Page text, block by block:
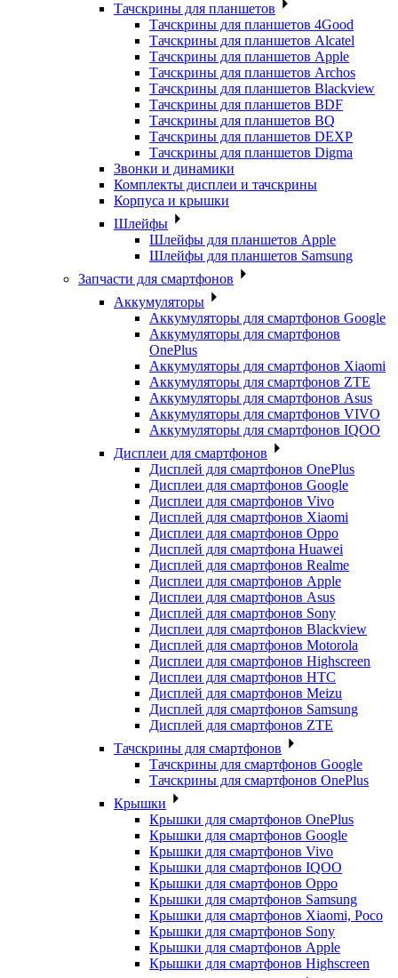
Тачскрины для планшетов
Тачскрины для планшетов 4Good
Тачскрины для планшетов Alcatel
Тачскрины для планшетов Apple
Тачскрины для планшетов Archos
Тачскрины для планшетов Blackview
Тачскрины для планшетов BDF
Тачскрины для планшетов BQ
Тачскрины для планшетов DEXP
Тачскрины для планшетов Digma
Звонки и динамики
Комплекты дисплеи и тачскрины
Корпуса и крышки
Шлейфы
Шлейфы для планшетов Apple
Шлейфы для планшетов Samsung
Запчасти для смартфонов
Аккумуляторы
Аккумуляторы для смартфонов Google
Аккумуляторы для смартфонов
OnePlus
Аккумуляторы для смартфонов Xiaomi
Аккумуляторы для смартфонов ZTE
Аккумуляторы для cмартфонов Asus
Аккумуляторы для смартфонов VIVO
Аккумуляторы для смартфонов IQOO
Дисплеи для смартфонов
Дисплей для смартфонов OnePlus
Дисплеи для смартфонов Google
Дисплеи для смартфонов Vivo
Дисплей для смартфонов Xiaomi
Дисплеи для смартфонов Oppo
Дисплей для смартфона Huawei
Дисплей для смартфонов Realme
Дисплеи для смартфонов Apple
Дисплеи для смартфонов Asus
Дисплей для смартфонов Sony
Дисплеи для смартфонов Blackview
Дисплей для смартфонов Motorola
Дисплеи для смартфонов Highscreen
Дисплеи для смартфонов HTC
Дисплей для смартфонов Meizu
Дисплей для смартфонов Samsung
Дисплей для смартфонов ZTE
Тачскрины для смартфонов
Тачскрины для смартфонов Google
Тачскрины для смартфонов OnePlus
Крышки
Крышки для смартфонов OnePlus
Крышки для смартфонов Google
Крышки для смартфонов Vivo
Крышки для смартфонов IQOO
Крышки для смартфонов Oppo
Крышки для смартфонов Samsung
Крышки для смартфонов Xiaomi, Poco
Крышки для смартфонов Sony
Крышки для смартфонов Apple
Крышки для смартфонов Highscreen